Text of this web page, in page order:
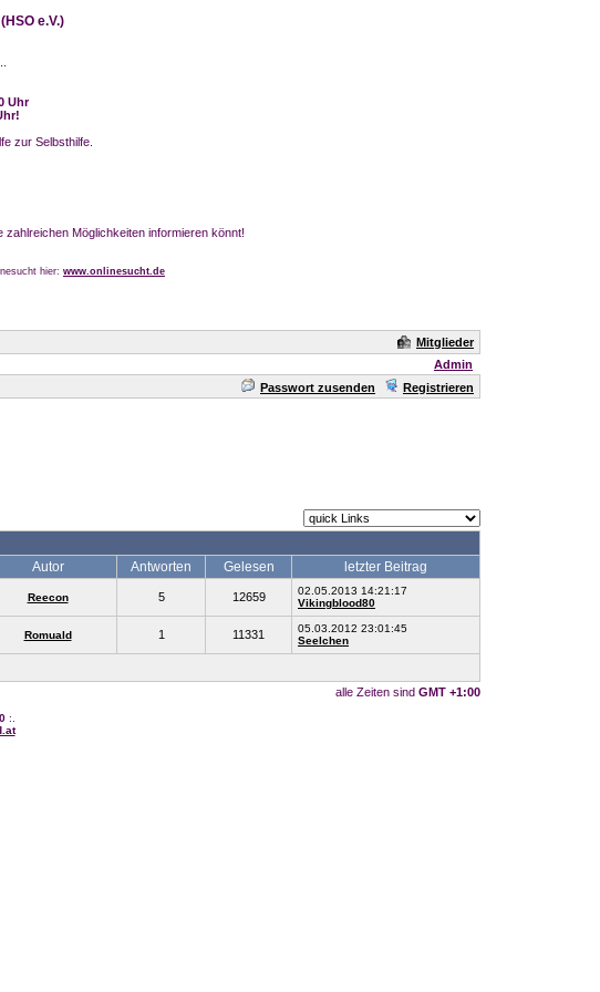
e.V.)
Uhr
zur Selbsthilfe.
Möglichkeiten informieren könnt!
hier: www.onlinesucht.de
Mitglieder
Admin
Passwort zusenden Registrieren
Autor Antworten Gelesen letzter Beitrag
Reecon 5 12659
02.05.2013 14:21:17
Vikingblood80
Romuald 1 11331
05.03.2012 23:01:45
Seelchen
alle Zeiten sind GMT +1:00
:.